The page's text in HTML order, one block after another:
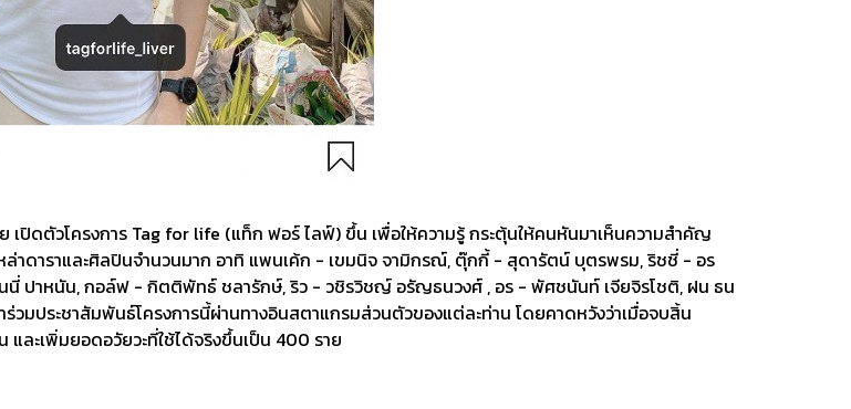
ปิดตัวโครงการ Tag for life (แท็ก ฟอร์ ไลฟ์) ขึ้น เพื่อให้ความรู้ กระตุ้นให้คนหันมาเห็นความสำคัญ
ล่าดาราและศิลปินจำนวนมาก อาทิ แพนเค้ก - เขมนิจ จามิกรณ์, ตุ๊กกี้ - สุดารัตน์ บุตรพรม, ริชชี่ - อร
ปาหนัน, กอล์ฟ - กิตติพัทธ์ ชลารักษ์, ริว - วชิรวิชญ์ อรัญธนวงศ์ , อร - พัศชนันท์ เจียจิรโชติ, ฝน ธน
ประชาสัมพันธ์โครงการนี้ผ่านทางอินสตาแกรมส่วนตัวของแต่ละท่าน โดยคาดหวังว่าเมื่อจบสิ้น
และเพิ่มยอดอวัยวะที่ใช้ได้จริงขึ้นเป็น 400 ราย